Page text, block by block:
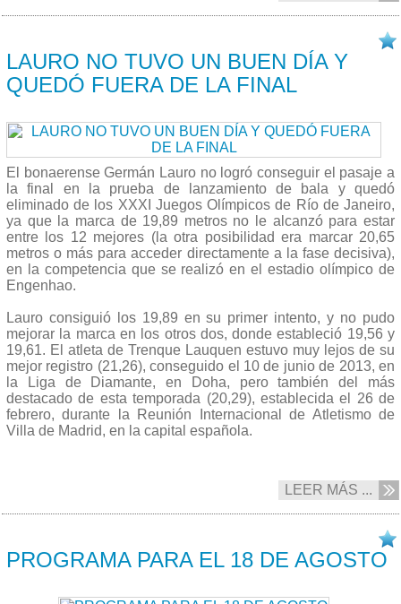
LAURO NO TUVO UN BUEN DÍA Y
QUEDÓ FUERA DE LA FINAL
El bonaerense Germán Lauro no logró conseguir el pasaje a
la final en la prueba de lanzamiento de bala y quedó
eliminado de los XXXI Juegos Olímpicos de Río de Janeiro,
ya que la marca de 19,89 metros no le alcanzó para estar
entre los 12 mejores (la otra posibilidad era marcar 20,65
metros o más para acceder directamente a la fase decisiva),
en la competencia que se realizó en el estadio olímpico de
Engenhao.
Lauro consiguió los 19,89 en su primer intento, y no pudo
mejorar la marca en los otros dos, donde estableció 19,56 y
19,61. El atleta de Trenque Lauquen estuvo muy lejos de su
mejor registro (21,26), conseguido el 10 de junio de 2013, en
la Liga de Diamante, en Doha, pero también del más
destacado de esta temporada (20,29), establecida el 26 de
febrero, durante la Reunión Internacional de Atletismo de
Villa de Madrid, en la capital española.
LEER MÁS ...
PROGRAMA PARA EL 18 DE AGOSTO